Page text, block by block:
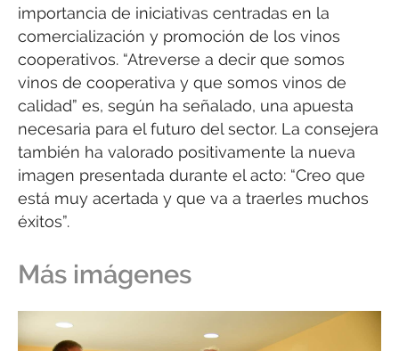
importancia de iniciativas centradas en la
comercialización y promoción de los vinos
cooperativos. “Atreverse a decir que somos
vinos de cooperativa y que somos vinos de
calidad” es, según ha señalado, una apuesta
necesaria para el futuro del sector. La consejera
también ha valorado positivamente la nueva
imagen presentada durante el acto: “Creo que
está muy acertada y que va a traerles muchos
éxitos”.
Más imágenes